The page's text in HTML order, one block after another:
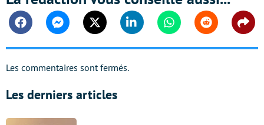
FacebookMessengerTwitter Linkedin WhatsappReddit
Les commentaires sont fermés.
Les derniers articles